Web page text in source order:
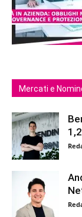
Mercati e